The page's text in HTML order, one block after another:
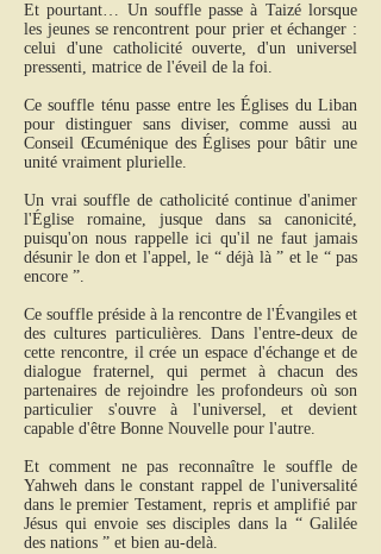
Et pourtant… Un souffle passe à Taizé lorsque
les jeunes se rencontrent pour prier et échanger :
celui d'une catholicité ouverte, d'un universel
pressenti, matrice de l'éveil de la foi.
Ce souffle ténu passe entre les Églises du Liban
pour distinguer sans diviser, comme aussi au
Conseil Œcuménique des Églises pour bâtir une
unité vraiment plurielle.
Un vrai souffle de catholicité continue d'animer
l'Église romaine, jusque dans sa canonicité,
puisqu'on nous rappelle ici qu'il ne faut jamais
désunir le don et l'appel, le “ déjà là ” et le “ pas
encore ”.
Ce souffle préside à la rencontre de l'Évangiles et
des cultures particulières. Dans l'entre-deux de
cette rencontre, il crée un espace d'échange et de
dialogue fraternel, qui permet à chacun des
partenaires de rejoindre les profondeurs où son
particulier s'ouvre à l'universel, et devient
capable d'être Bonne Nouvelle pour l'autre.
Et comment ne pas reconnaître le souffle de
Yahweh dans le constant rappel de l'universalité
dans le premier Testament, repris et amplifié par
Jésus qui envoie ses disciples dans la “ Galilée
des nations ” et bien au-delà.